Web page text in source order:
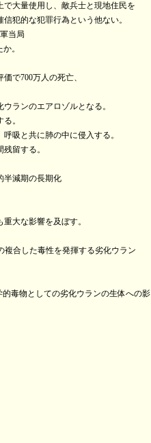
大量使用し、敵兵士と現地住民を
的な犯罪行為という他ない。
当局
。
700万人の死亡、
ンのエアロゾルとなる。
。
と共に肺の中に侵入する。
留する。
減期の長期化
大な影響を及ぼす。
合した毒性を発揮する劣化ウラン
毒物としての劣化ウランの生体への影